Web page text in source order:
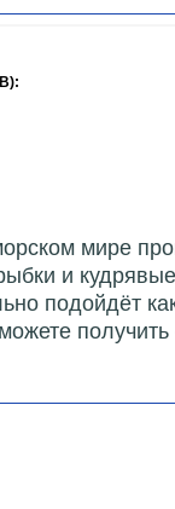
мире
и
подойдёт